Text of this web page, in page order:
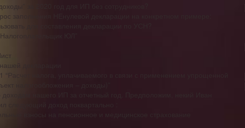
за 2020 год для ИП без сотрудников?
заполнения НЕнулевой декларации на конкретном примере:
для составления декларации по УСН?
ЮЛ”
декларации
налога, уплачиваемого в связи с применением упрощенной
налогообложения – доходы)”
нашего ИП за отчетный год. Предположим, некий Иван
следующий доход поквартально :
взносы на пенсионное и медицинское страхование